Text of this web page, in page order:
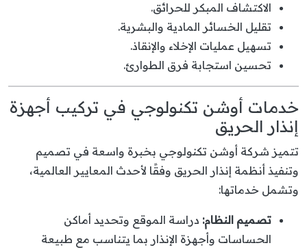
الاكتشاف المبكر للحرائق.
تقليل الخسائر المادية والبشرية.
تسهيل عمليات الإخلاء والإنقاذ.
تحسين استجابة فرق الطوارئ.
خدمات أوشن تكنولوجي في تركيب أجهزة
إنذار الحريق
تتميز شركة أوشن تكنولوجي بخبرة واسعة في تصميم
وتنفيذ أنظمة إنذار الحريق وفقًا لأحدث المعايير العالمية،
وتشمل خدماتها:
تصميم النظام: دراسة الموقع وتحديد أماكن
الحساسات وأجهزة الإنذار بما يتناسب مع طبيعة